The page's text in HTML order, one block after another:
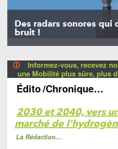
Des radars sonores
bruit !
🛈
Informez-vous, recevez
une Mobilité plus sûre, plus
Édito/Chronique…
2030 et 2040, vers
marché de
La Rédaction…